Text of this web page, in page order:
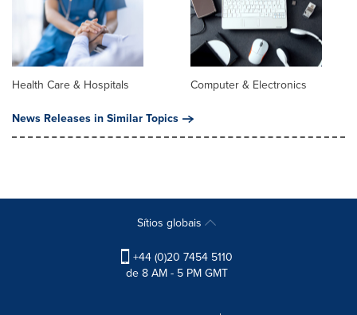
Health Care & Hospitals
Computer & Electronics
News Releases in Similar Topics
Sítios globais
+44 (0)20 7454 5110
de 8 AM - 5 PM GMT